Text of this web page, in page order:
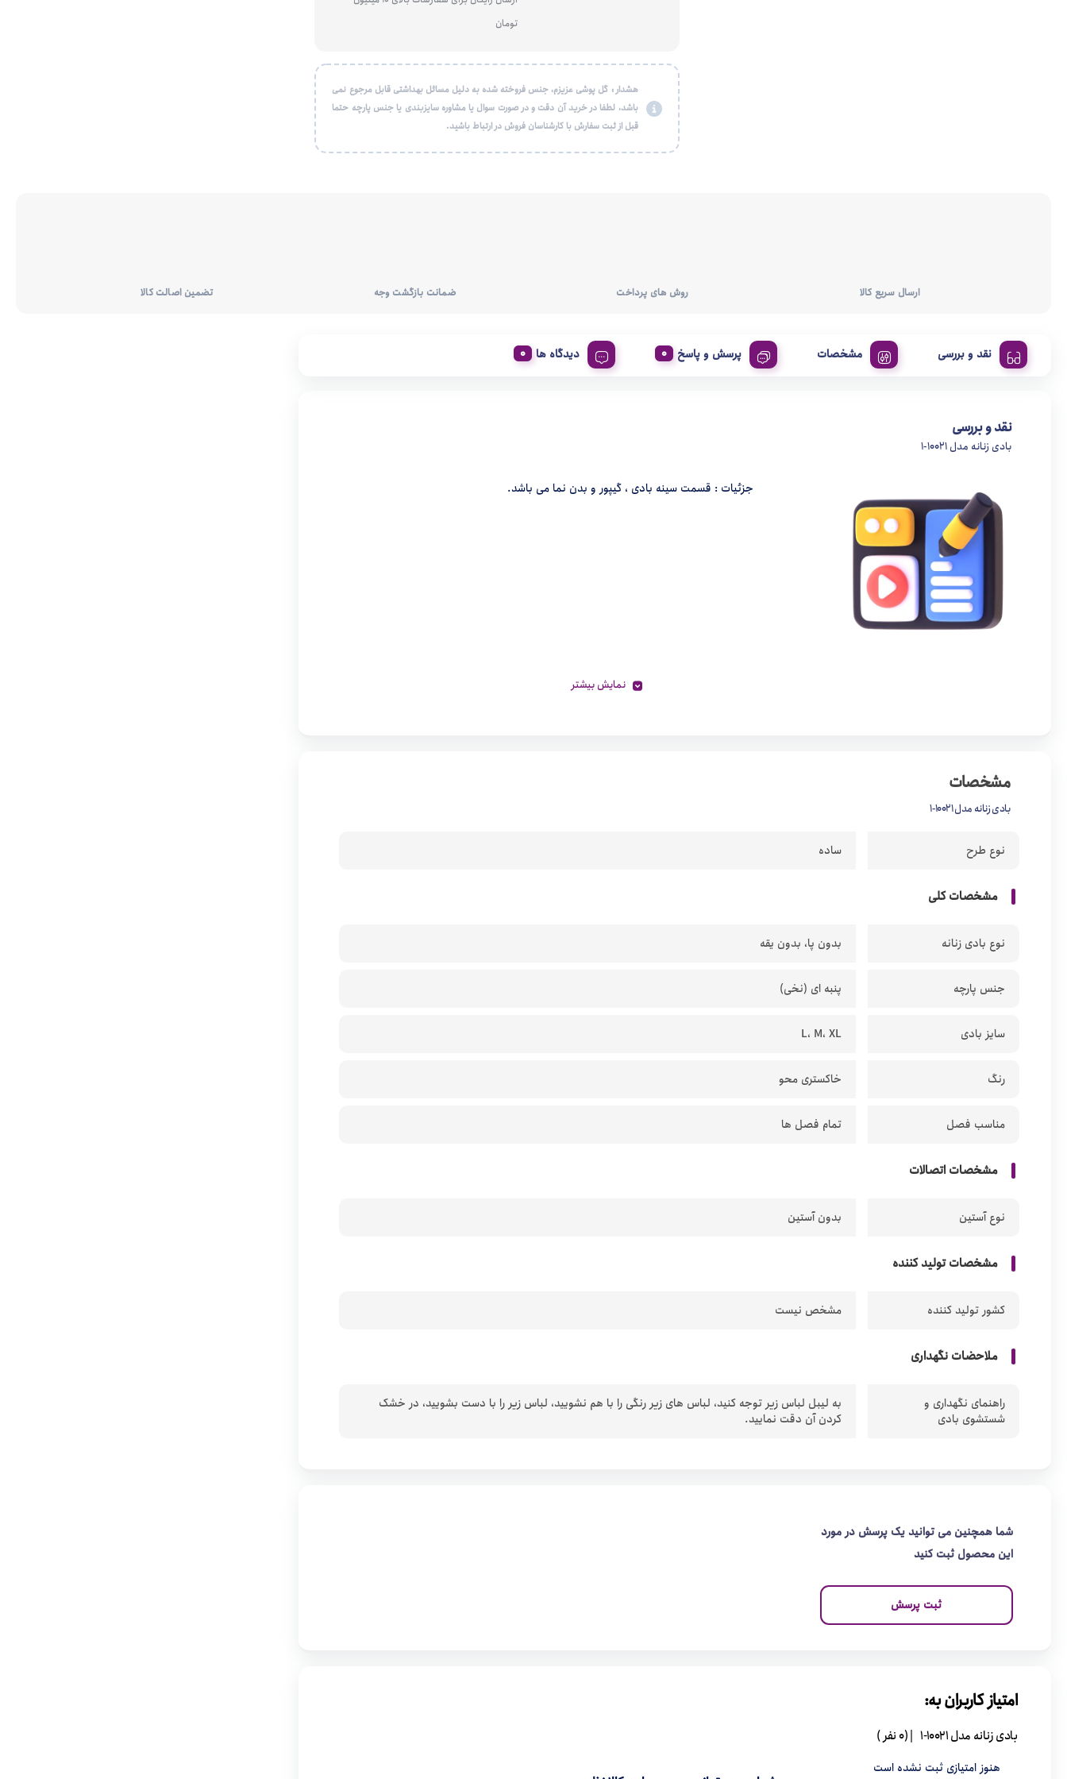
تومان
هشدار : گل پوشی عزیزم، جنس فروخته شده به دلیل مسائل بهداشتی قابل مرجوع نمی
باشد، لطفا در خرید آن دقت و در صورت سوال یا مشاوره سایزبندی یا جنس پارچه حتما
قبل از ثبت سفارش با کارشناسان فروش در ارتباط باشید.
ارسال سریع کالا روش های پرداخت ضمانت بازگشت وجه تضمین اصالت کالا
نقد و بررسی مشخصات پرسش و پاسخ دیدگاه ها
نقد و بررسی
بادی زنانه مدل 10021-1
جزئیات : قسمت سینه بادی ، گیپور و بدن نما می باشد.
نمایش بیشتر
مشخصات
بادی زنانه مدل 10021-1
نوع طرح ساده
مشخصات کلی
نوع بادی زنانه بدون پا، بدون یقه
جنس پارچه پنبه ای (نخی)
سایز بادی L، M، XL
رنگ خاکستری محو
مناسب فصل تمام فصل ها
مشخصات اتصالات
نوع آستین بدون آستین
مشخصات تولید کننده
کشور تولید کننده مشخص نیست
ملاحضات نگهداری
راهنمای نگهداری و
شستشوی بادی
به لیبل لباس زیر توجه کنید، لباس های زیر رنگی را با هم نشویید، لباس زیر را با دست بشویید، در خشک
کردن آن دقت نمایید.
شما همچنین می توانید یک پرسش در مورد
این محصول ثبت کنید
ثبت پرسش
امتیاز کاربران به:
بادی زنانه مدل 10021-1 | (0 نفر )
هنوز امتیازی ثبت نشده است